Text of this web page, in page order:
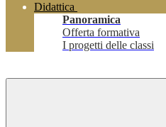
Didattica
Panoramica
Offerta formativa
I progetti delle classi